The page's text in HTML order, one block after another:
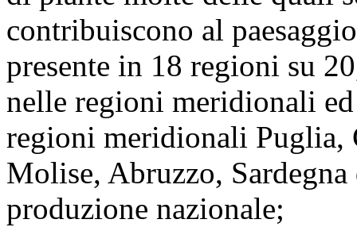
contribuiscono al
presente in 18 regioni su
nelle regioni meridionali
regioni meridionali Puglia,
Molise, Abruzzo,
produzione nazionale;